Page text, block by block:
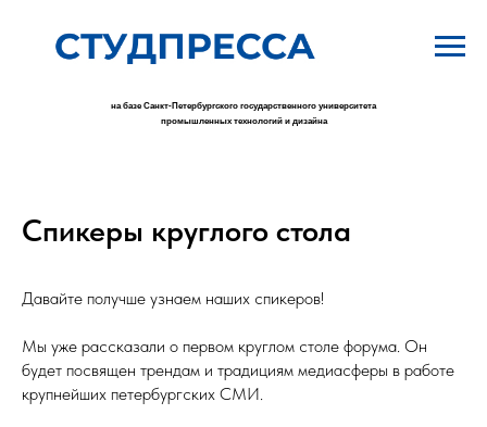
на базе Санкт-Петербургского государственного университета
промышленных технологий и дизайна
Спикеры круглого стола
Давайте получше узнаем наших спикеров!
Мы уже рассказали о первом круглом столе форума. Он
будет посвящен трендам и традициям медиасферы в работе
крупнейших петербургских СМИ.